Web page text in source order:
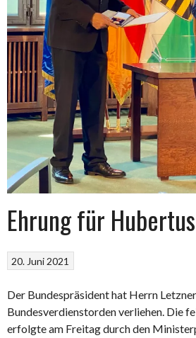
Ehrung für
20. Juni 2021
Der Bundespräsident hat Herrn
Bundesverdienstorden verliehen. Die
erfolgte am Freitag durch den